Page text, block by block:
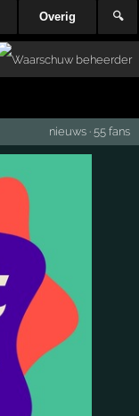
Overig 🔍
nieuws· 55 fans